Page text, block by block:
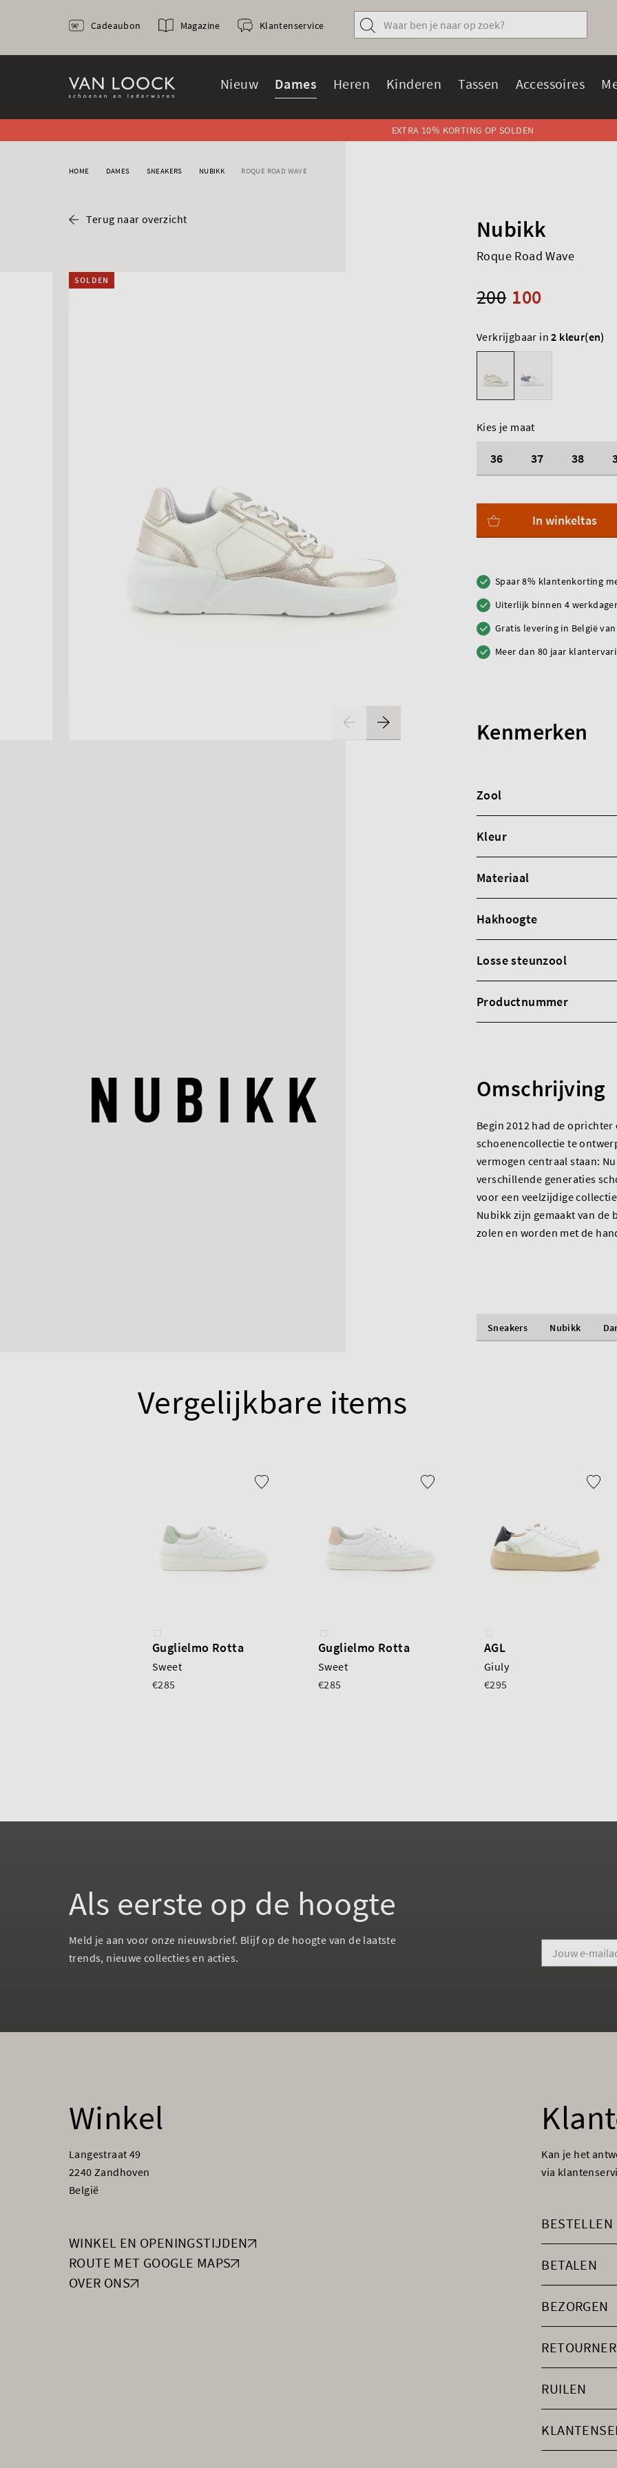
Nieuw Dames Heren Kinderen Tassen Accessoires
Cadeaubon Magazine Klantenservice
EXTRA 10% KORTING OP SOLDEN
HOME DAMES SNEAKERS NUBIKK ROQUE ROAD WAVE
Terug naar overzicht
SOLDEN
Nubikk
Roque Road Wave
100
200
Verkrijgbaar in2 kleur(en)
Kies je maat
36 37 38
In winkeltas
Spaar 8% klantenkorting
Uiterlijk binnen 4
Gratis levering in België
Meer dan 80 jaar
Kenmerken
Zool
Kleur
Materiaal
Hakhoogte
Losse steunzool
Productnummer
Omschrijving
Begin 2012 had de
schoenencollectie te
vermogen centraal staan:
verschillende generaties
voor een veelzijdige
Nubikk zijn gemaakt van
zolen en worden met de
Sneakers Nubikk
Vergelijkbare items
Guglielmo Rotta
Sweet
€285
Guglielmo Rotta
Sweet
€285
AGL
Giuly
€295
Als eerste op de hoogte
Meld je aan voor onze nieuwsbrief. Blijf op de hoogte van de laatste
trends, nieuwe collecties en acties.
Winkel
Langestraat 49
2240 Zandhoven
België
WINKEL EN OPENINGSTIJDEN
ROUTE MET GOOGLE MAPS
OVER ONS
Kan je het
via
BESTELLEN
BETALEN
BEZORGEN
RUILEN